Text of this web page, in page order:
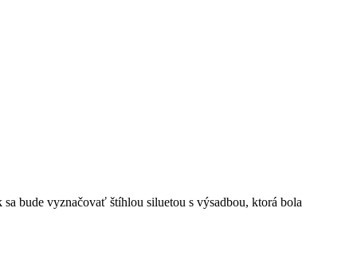
bude vyznačovať štíhlou siluetou s výsadbou, ktorá bola